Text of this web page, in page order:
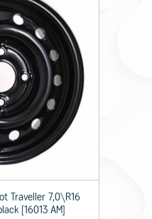
Traveller 7,0\R16
[16013 AM]